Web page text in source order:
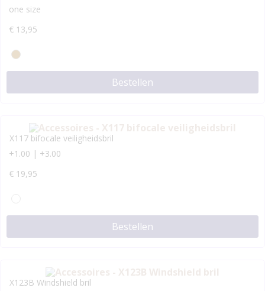
one size
€ 13,95
Bestellen
X117 bifocale veiligheidsbril
+1.00 | +3.00
€ 19,95
Bestellen
X123B Windshield bril